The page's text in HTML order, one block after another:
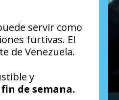
servir como
furtivas. El
de Venezuela.
y
de semana.